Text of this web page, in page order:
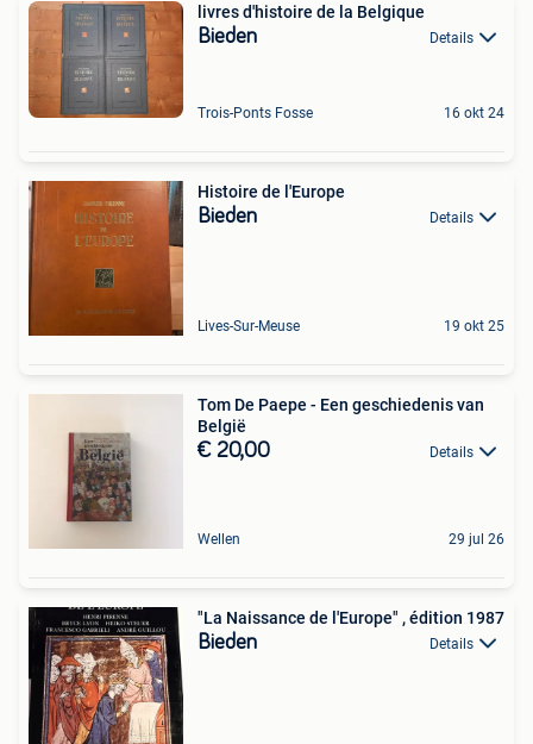
livres d'histoire de la Belgique
Bieden Details
Trois-Ponts Fosse 16 okt 24
Histoire de l'Europe
Bieden Details
Lives-Sur-Meuse 19 okt 25
Tom De Paepe - Een geschiedenis van
België
€ 20,00 Details
Wellen 29 jul 26
"La Naissance de l'Europe" , édition 1987
Bieden Details